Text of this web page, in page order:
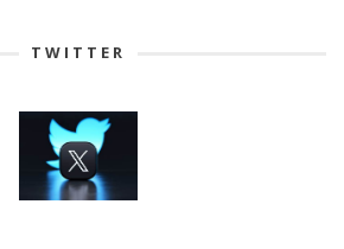
TWITTER